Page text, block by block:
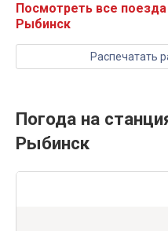
Посмотреть все
Рыбинск
Распечатать
Погода на
Рыбинск